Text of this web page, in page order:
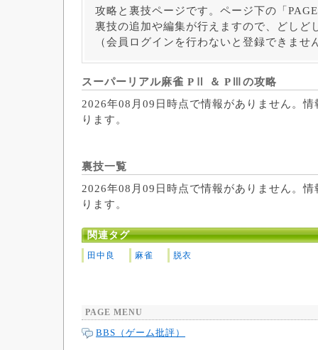
攻略と裏技ページです。ページ下の「
裏技の追加や編集が行えますので、どしど
（会員ログインを行わないと登録できませ
スーパーリアル麻雀 PⅡ ＆ PⅢの攻略
2026年08月09日時点で情報がありません。
ります。
裏技一覧
2026年08月09日時点で情報がありません。
ります。
関連タグ
田中良 麻雀 脱衣
PAGE MENU
BBS（ゲーム批評）